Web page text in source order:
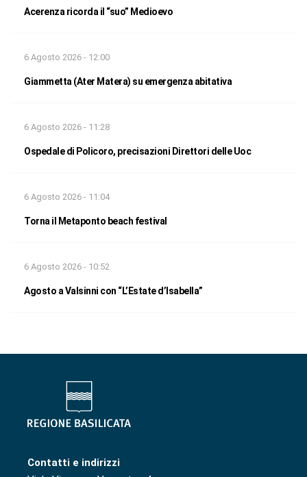
Acerenza ricorda il “suo” Medioevo
6 Agosto 2026 - 12:00
Giammetta (Ater Matera) su emergenza abitativa
6 Agosto 2026 - 11:28
Ospedale di Policoro, precisazioni Direttori delle Uoc
6 Agosto 2026 - 11:04
Torna il Metaponto beach festival
6 Agosto 2026 - 10:52
Agosto a Valsinni con “L’Estate d’Isabella”
Contatti e indirizzi